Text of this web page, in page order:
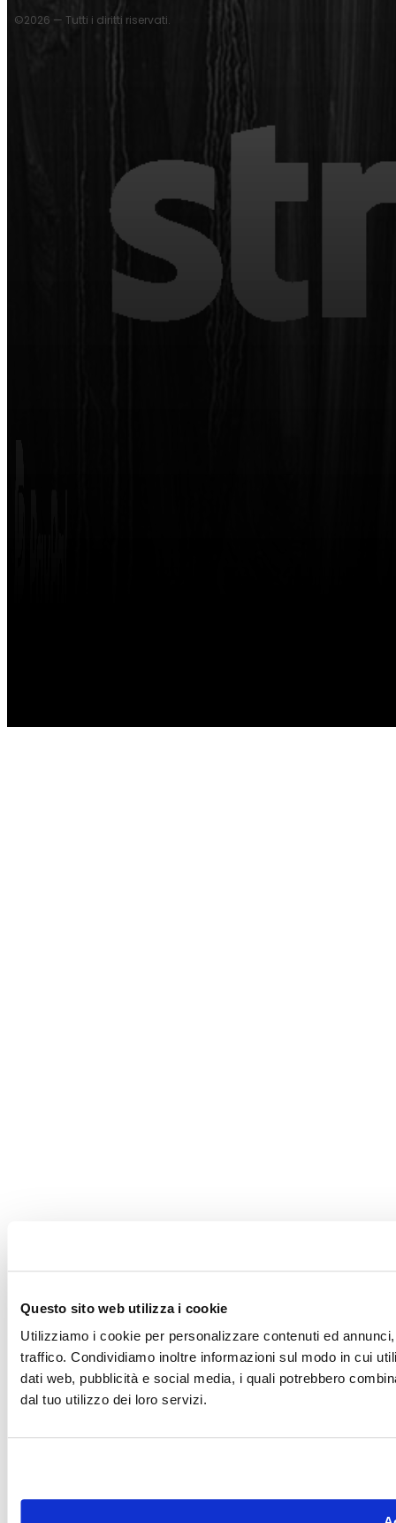
Questo sito web utilizza i cookie
Utilizziamo i cookie per personalizzare contenuti ed
traffico. Condividiamo inoltre informazioni sul modo in cui
dati web, pubblicità e social media, i quali potrebbero
dal tuo utilizzo dei loro servizi.
©2026 — Tutti i diritti riservati.